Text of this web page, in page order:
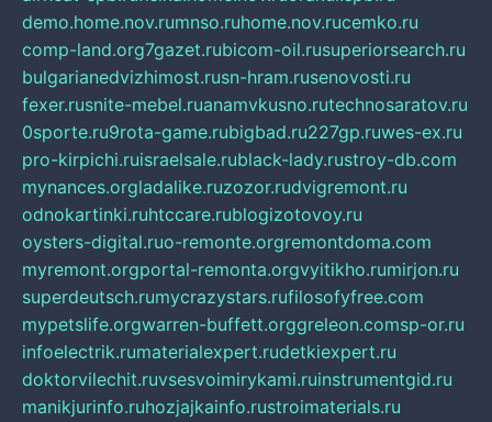
demo.home.nov.rumnso.ruhome.nov.rucemko.ru
comp-land.org7gazet.rubicom-oil.rusuperiorsearch.ru
bulgarianedvizhimost.rusn-hram.rusenovosti.ru
fexer.rusnite-mebel.ruanamvkusno.rutechnosaratov.ru
0sporte.ru9rota-game.rubigbad.ru227gp.ruwes-ex.ru
pro-kirpichi.ruisraelsale.rublack-lady.rustroy-db.com
mynances.orgladalike.ruzozor.rudvigremont.ru
odnokartinki.ruhtccare.rublogizotovoy.ru
oysters-digital.ruo-remonte.orgremontdoma.com
myremont.orgportal-remonta.orgvyitikho.rumirjon.ru
superdeutsch.rumycrazystars.rufilosofyfree.com
mypetslife.orgwarren-buffett.orggreleon.comsp-or.ru
infoelectrik.rumaterialexpert.rudetkiexpert.ru
doktorvilechit.ruvsesvoimirykami.ruinstrumentgid.ru
manikjurinfo.ruhozjajkainfo.rustroimaterials.ru